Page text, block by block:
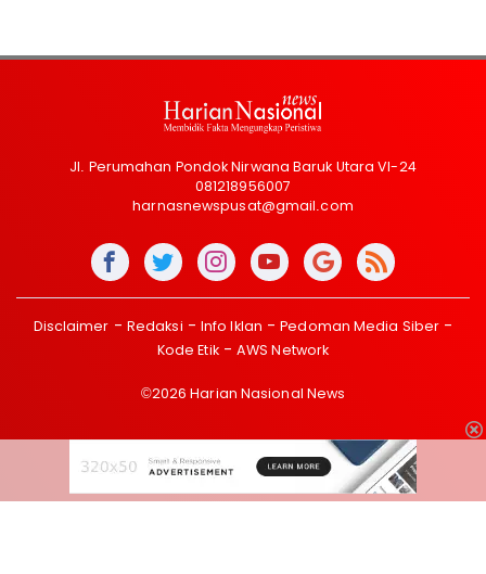
Jl. Perumahan Pondok Nirwana Baruk Utara VI-24
081218956007
harnasnewspusat@gmail.com
Disclaimer Redaksi Info Iklan
Pedoman Media Siber
Kode Etik
AWS Network
©2026 Harian Nasional News